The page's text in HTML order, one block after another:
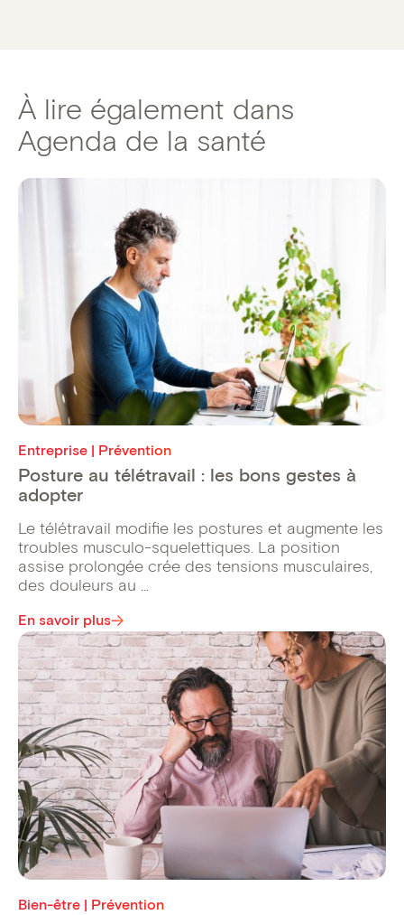
À lire également dans
Agenda de la santé
Entreprise | Prévention
Posture au télétravail : les bons gestes à
adopter
Le télétravail modifie les postures et augmente les
troubles musculo-squelettiques. La position
assise prolongée crée des tensions musculaires,
des douleurs au ...
En savoir plus
Bien-être | Prévention